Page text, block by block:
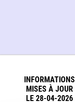
INFORMATIONS
MISES À JOUR
LE 28-04-2026